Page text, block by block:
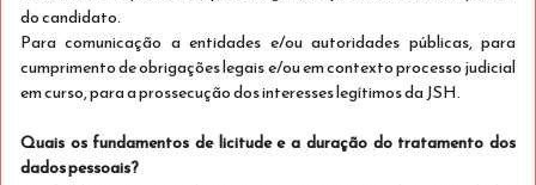
STAY YOUNG
do candidato.
Para comunicação a entidades e/ou autoridades públicas, para
cumprimento de obrigações legais e/ou em contexto processo judicial
em curso, para a prossecução dos interesses legítimos da JSH.
Quais os fundamentos de licitude e a duração do tratamento dos
dados pessoais?